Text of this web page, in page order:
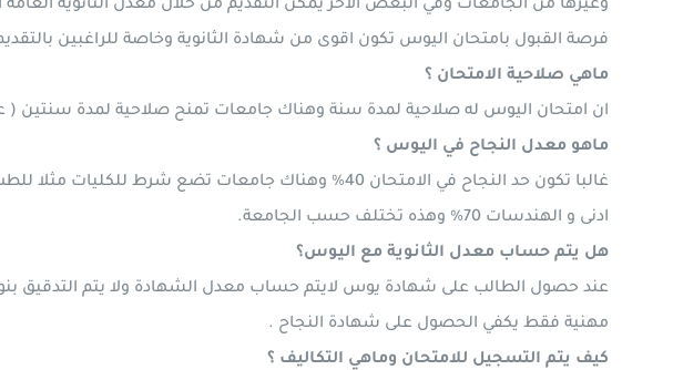
فرصة القبول بامتحان اليوس تكون اقوى من شهادة الثانوية وخاصة للراغبين
ماهي صلاحية الامتحان ؟
ان امتحان اليوس له صلاحية لمدة سنة وهناك جامعات تمنح صلاحية لمدة سنتين (
ماهو معدل النجاح في اليوس ؟
ادنى و الهندسات 70% وهذه تختلف حسب الجامعة.
هل يتم حساب معدل الثانوية مع اليوس؟
عند حصول الطالب على شهادة يوس لايتم حساب معدل الشهادة ولا يتم التدقيق
مهنية فقط يكفي الحصول على شهادة النجاح .
كيف يتم التسجيل للامتحان وماهي التكاليف ؟